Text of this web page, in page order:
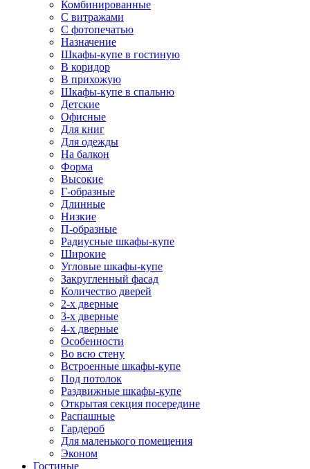
Комбинированные
С витражами
С фотопечатью
Назначение
Шкафы-купе в гостиную
В коридор
В прихожую
Шкафы-купе в спальню
Детские
Офисные
Для книг
Для одежды
На балкон
Форма
Высокие
Г-образные
Длинные
Низкие
П-образные
Радиусные шкафы-купе
Широкие
Угловые шкафы-купе
Закругленный фасад
Количество дверей
2-х дверные
3-х дверные
4-х дверные
Особенности
Во всю стену
Встроенные шкафы-купе
Под потолок
Раздвижные шкафы-купе
Открытая секция посередине
Распашные
Гардероб
Для маленького помещения
Эконом
Гостиные